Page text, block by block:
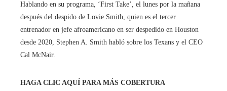
Hablando en su programa, ‘First Take’, el lunes por la mañana
después del despido de Lovie Smith, quien es el tercer
entrenador en jefe afroamericano en ser despedido en Houston
desde 2020, Stephen A. Smith habló sobre los Texans y el CEO
Cal McNair.
HAGA CLIC AQUÍ PARA MÁS COBERTURA